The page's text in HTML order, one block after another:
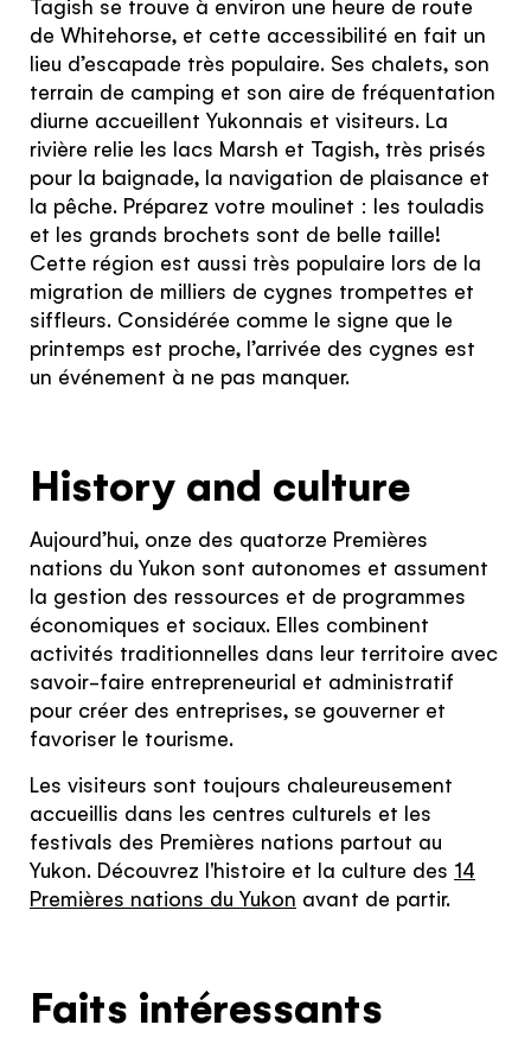
Inscrivez-vous à notre infolettre pour recevoir
une dose d’inspiration mensuelle
J’accepte lestermes et conditions
Cette question sert à vérifier si vous êtes un
visiteur humain ou non afin d'éviter les
soumissions de pourriel (spam) automatisées.
SIGN UP
Hello!
You're visiting from
the United
Kingdom
Would you like to see our exclusive UK
SEE UK PROVIDERS
Continue to provider experience
de Whitehorse, et cette accessibilité en fait un
lieu d’escapade très populaire. Ses chalets, son
terrain de camping et son aire de fréquentation
diurne accueillent Yukonnais et visiteurs. La
rivière relie les lacs Marsh et Tagish, très prisés
pour la baignade, la navigation de plaisance et
la pêche. Préparez votre moulinet : les touladis
et les grands brochets sont de belle taille!
Cette région est aussi très populaire lors de la
migration de milliers de cygnes trompettes et
siffleurs. Considérée comme le signe que le
printemps est proche, l’arrivée des cygnes est
un événement à ne pas manquer.
History and culture
Aujourd’hui, onze des quatorze Premières
nations du Yukon sont autonomes et assument
la gestion des ressources et de programmes
économiques et sociaux. Elles combinent
activités traditionnelles dans leur territoire avec
savoir-faire entrepreneurial et administratif
pour créer des entreprises, se gouverner et
favoriser le tourisme.
Les visiteurs sont toujours chaleureusement
accueillis dans les centres culturels et les
festivals des Premières nations partout au
Yukon. Découvrez l'histoire et la culture des 14
Premières nations du Yukon avant de partir.
Faits intéressants